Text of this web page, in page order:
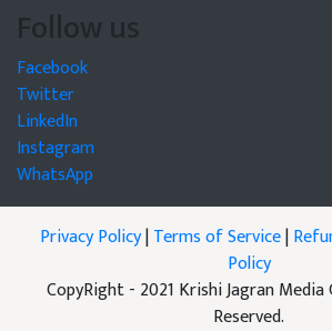
Follow us
Facebook
Twitter
LinkedIn
Instagram
WhatsApp
Privacy Policy|Terms of Service|
Policy
CopyRight - 2021 Krishi Jagran Media
Reserved.